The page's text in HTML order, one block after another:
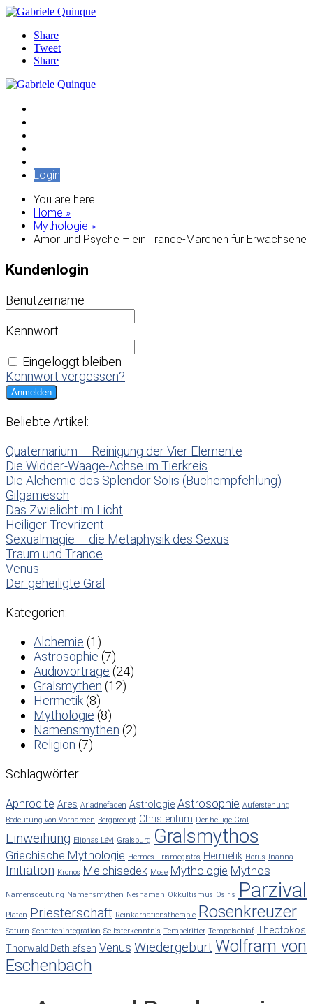
Share
Tweet
Share
Login
You are here:
Home »
Mythologie »
Amor und Psyche – ein Trance-Märchen für Erwachsene
Kundenlogin
Benutzername
Kennwort
Eingeloggt bleiben
Kennwort vergessen?
Beliebte Artikel:
Quaternarium – Reinigung der Vier Elemente
Die Widder-Waage-Achse im Tierkreis
Die Alchemie des Splendor Solis (Buchempfehlung)
Gilgamesch
Das Zwielicht im Licht
Heiliger Trevrizent
Sexualmagie – die Metaphysik des Sexus
Traum und Trance
Venus
Der geheiligte Gral
Kategorien:
Alchemie (1)
Astrosophie (7)
Audiovorträge (24)
Gralsmythen (12)
Hermetik (8)
Mythologie (8)
Namensmythen (2)
Religion (7)
Schlagwörter:
Aphrodite Ares Ariadnefaden Astrologie Astrosophie Auferstehung
Bedeutung von Vornamen Bergpredigt Christentum Der heilige Gral
Einweihung Eliphas Lévi Gralsburg Gralsmythos
Griechische Mythologie Hermes Trismegistos Hermetik Horus Inanna
Initiation Kronos Melchisedek Mose Mythologie Mythos
Namensdeutung Namensmythen Neshamah Okkultismus Osiris Parzival
Platon Priesterschaft Reinkarnationstherapie Rosenkreuzer
Saturn Schattenintegration Selbsterkenntnis Tempelritter Tempelschlaf Theotokos
Thorwald Dethlefsen Venus WiedergeburtWolfram von
Eschenbach